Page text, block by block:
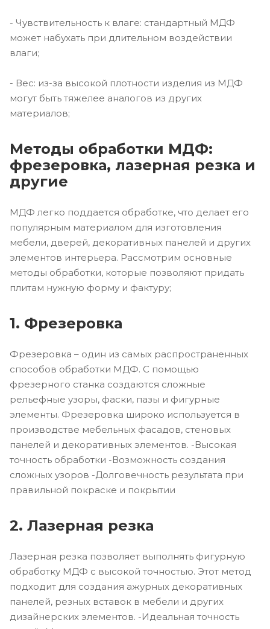
- Чувствительность к влаге: стандартный МДФ
может набухать при длительном воздействии
влаги;
- Вес: из-за высокой плотности изделия из МДФ
могут быть тяжелее аналогов из других
материалов;
Методы обработки МДФ:
фрезеровка, лазерная резка и
другие
МДФ легко поддается обработке, что делает его
популярным материалом для изготовления
мебели, дверей, декоративных панелей и других
элементов интерьера. Рассмотрим основные
методы обработки, которые позволяют придать
плитам нужную форму и фактуру;
1. Фрезеровка
Фрезеровка – один из самых распространенных
способов обработки МДФ. С помощью
фрезерного станка создаются сложные
рельефные узоры, фаски, пазы и фигурные
элементы. Фрезеровка широко используется в
производстве мебельных фасадов, стеновых
панелей и декоративных элементов. -Высокая
точность обработки -Возможность создания
сложных узоров -Долговечность результата при
правильной покраске и покрытии
2. Лазерная резка
Лазерная резка позволяет выполнять фигурную
обработку МДФ с высокой точностью. Этот метод
подходит для создания ажурных декоративных
панелей, резных вставок в мебели и других
дизайнерских элементов. -Идеальная точность